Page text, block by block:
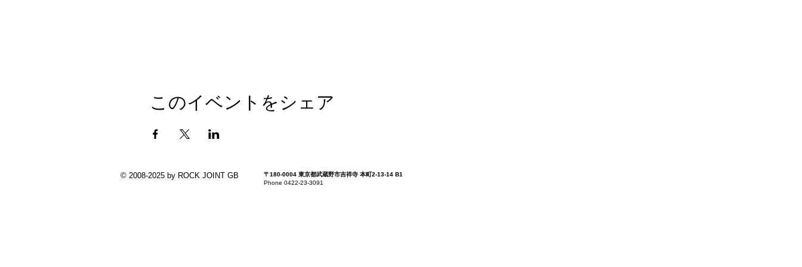
このイベントをシェア
© 2008-2025 by ROCK JOINT GB
〒180-0004 東京都武蔵野市吉祥寺 本町2-13-14 B1
Phone 0422-23-3091